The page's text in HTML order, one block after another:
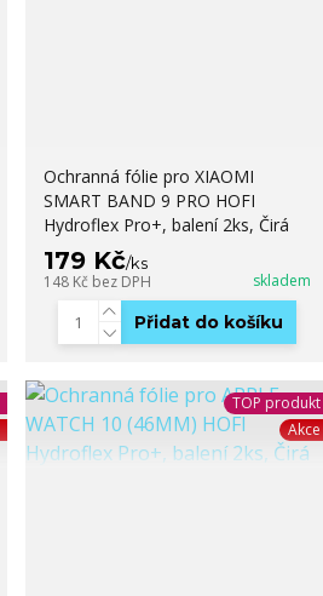
Ochranná fólie pro XIAOMI
SMART BAND 9 PRO HOFI
Hydroflex Pro+, balení 2ks, Čirá
179 Kč/ks
148 Kč bez DPH skladem
Přidat do košíku
TOP produkt
Akce